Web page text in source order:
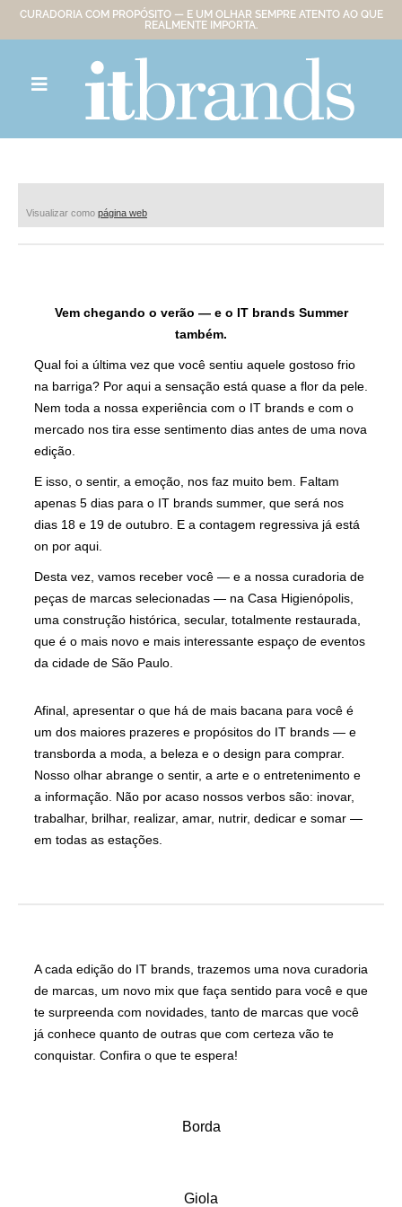
CURADORIA COM PROPÓSITO — E UM OLHAR SEMPRE ATENTO AO QUE
REALMENTE IMPORTA.